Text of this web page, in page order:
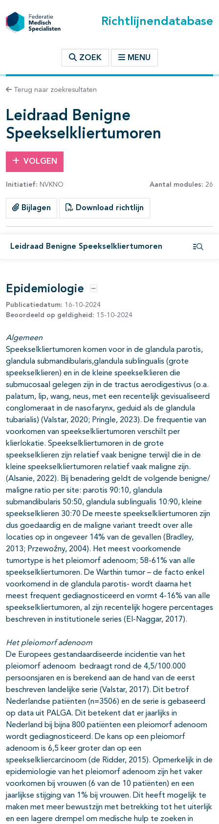
Richtlijnendatabase
ZOEK MENU
Terug naar zoekresultaten
Leidraad Benigne
Speekselkliertumoren
VOLGEN
Initiatief: NVKNO Aantal modules: 26
Bijlagen Download richtlijn
Leidraad Benigne Speekselkliertumoren
binnen deze richtlijn
open- en dichtklappen
open- en dichtklappen
Epidemiologie Opties
Publicatiedatum: 16-10-2024
Beoordeeld op geldigheid: 15-10-2024
Algemeen
Speekselkliertumoren komen voor in de glandula parotis,
glandula submandibularis,glandula sublingualis (grote
speekselklieren) en in de kleine speekselklieren die
submucosaal gelegen zijn in de tractus aerodigestivus (o.a.
palatum, lip, wang, neus, met een recentelijk gevisualiseerd
conglomeraat in de nasofarynx, geduid als de glandula
tubarialis) (Valstar, 2020; Pringle, 2023). De frequentie van
voorkomen van speekselkliertumoren verschilt per
klierlokatie. Speekselkliertumoren in de grote
speekselklieren zijn relatief vaak benigne terwijl die in de
kleine speekselkliertumoren relatief vaak maligne zijn.
(Alsanie, 2022). Bij benadering geldt de volgende benigne/
maligne ratio per site: parotis 90:10, glandula
submandibularis 50:50, glandula sublingualis 10:90, kleine
speekselklieren 30:70 De meeste speekselkliertumoren zijn
dus goedaardig en de maligne variant treedt over alle
locaties op in ongeveer 14% van de gevallen (Bradley,
2013; Przewoźny, 2004). Het meest voorkomende
tumortype is het pleiomorf adenoom; 58-61% van alle
speekselkliertumoren. De Warthin tumor – de facto enkel
voorkomend in de glandula parotis- wordt daarna het
meest frequent gediagnosticeerd en vormt 4-16% van alle
speekselkliertumoren, al zijn recentelijk hogere percentages
beschreven in institutionele series (El-Naggar, 2017).
Het pleiomorf adenoom
De Europees gestandaardiseerde incidentie van het
pleiomorf adenoom bedraagt rond de 4,5/100.000
persoonsjaren en is berekend aan de hand van de eerst
beschreven landelijke serie (Valstar, 2017). Dit betrof
Nederlandse patiënten (n=3506) en de serie is gebaseerd
op data uit PALGA. Dit betekent dat er jaarlijks in
Nederland bij bijna 800 patiënten een pleiomorf adenoom
wordt gediagnosticeerd. De kans op een pleiomorf
adenoom is 6,5 keer groter dan op een
speekselkliercarcinoom (de Ridder, 2015). Opmerkelijk in de
epidemiologie van het pleiomorf adenoom zijn het vaker
voorkomen bij vrouwen (6 van de 10 patiënten) en een
jaarlijkse stijging van 1% bij vrouwen. Dit heeft mogelijk te
maken met meer bewustzijn met betrekking tot het uiterlijk
en een lagere drempel om medische hulp te zoeken in